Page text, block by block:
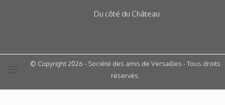
Du côté du Château
© Copyright 2026 - Société des amis de Versailles - Tous droits
réservés.